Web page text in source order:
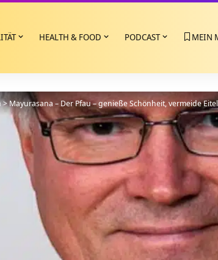
HEALTH & FOOD PODCAST MEIN
>Mayurasana – Der Pfau – genieße Schönheit, vermeide